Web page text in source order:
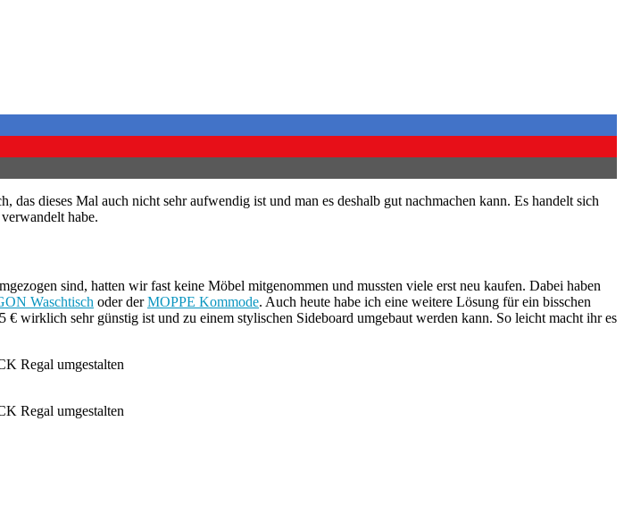
dieses Mal auch nicht sehr aufwendig ist und man es deshalb gut nachmachen kann. Es handelt sich
habe.
sind, hatten wir fast keine Möbel mitgenommen und mussten viele erst neu kaufen. Dabei haben
Waschtisch oder derMOPPE Kommode. Auch heute habe ich eine weitere Lösung für ein bisschen
wirklich sehr günstig ist und zu einem stylischen Sideboard umgebaut werden kann. So leicht macht ihr es